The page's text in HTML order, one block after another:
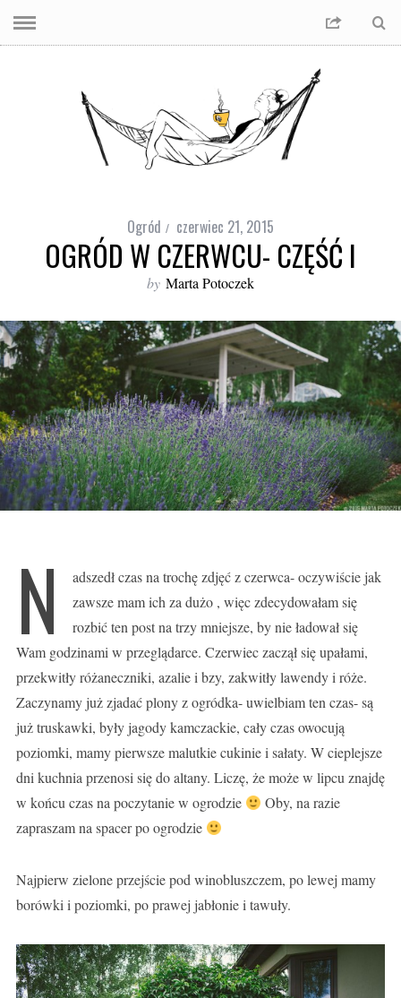
Ogród czerwiec 21, 2015
OGRÓD W CZERWCU- CZĘŚĆ I
by Marta Potoczek
N
adszedł czas na trochę zdjęć z czerwca- oczywiście jak
zawsze mam ich za dużo , więc zdecydowałam się
rozbić ten post na trzy mniejsze, by nie ładował się
Wam godzinami w przeglądarce. Czerwiec zaczął się upałami,
przekwitły różaneczniki, azalie i bzy, zakwitły lawendy i róże.
Zaczynamy już zjadać plony z ogródka- uwielbiam ten czas- są
już truskawki, były jagody kamczackie, cały czas owocują
poziomki, mamy pierwsze malutkie cukinie i sałaty. W cieplejsze
dni kuchnia przenosi się do altany. Liczę, że może w lipcu znajdę
w końcu czas na poczytanie w ogrodzie
Oby, na razie
zapraszam na spacer po ogrodzie
Najpierw zielone przejście pod winobluszczem, po lewej mamy
borówki i poziomki, po prawej jabłonie i tawuły.